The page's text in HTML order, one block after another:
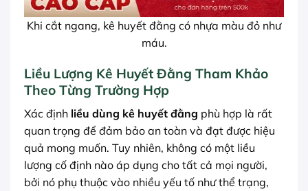
Khi cắt ngang, kê huyết đằng có nhựa màu đỏ như
máu.
Liều Lượng Kê Huyết Đằng Tham Khảo
Theo Từng Trường Hợp
Xác định liều dùng kê huyết đằng phù hợp là rất
quan trọng để đảm bảo an toàn và đạt được hiệu
quả mong muốn. Tuy nhiên, không có một liều
lượng cố định nào áp dụng cho tất cả mọi người,
bởi nó phụ thuộc vào nhiều yếu tố như thể trạng,